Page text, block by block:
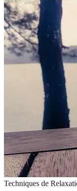
Techniques de